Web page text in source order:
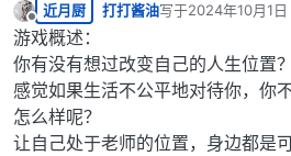
离线
近月厨 打打酱油写于2024年10月1
最后由 编辑
游戏概述：
你有没有想过改变自己的人生位置？
感觉如果生活不公平地对待你，你
怎么样呢？
让自己处于老师的位置，身边都是